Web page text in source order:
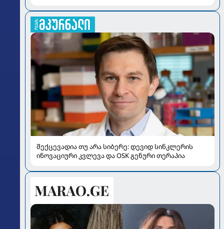
შექცევადია თუ არა სიბერე: დევიდ სინკლერის
ინოვაციური კვლევა და OSK გენური თერაპია